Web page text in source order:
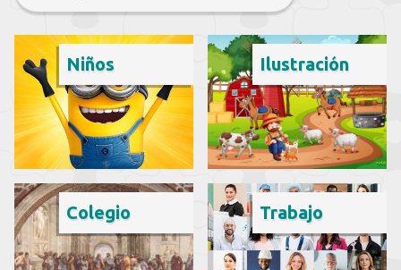
Niños Ilustración
Colegio Trabajo